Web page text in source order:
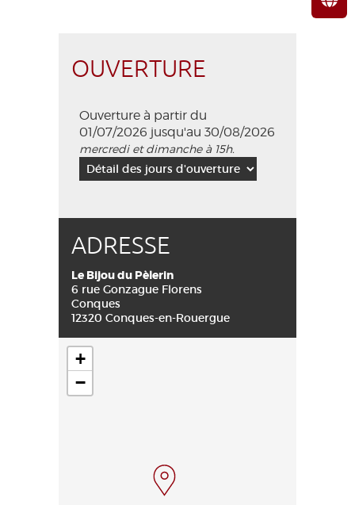
OUVERTURE
Ouverture à partir du
01/07/2026 jusqu'au 30/08/2026
mercredi et dimanche à 15h.
ADRESSE
Le Bijou du Pèlerin
6 rue Gonzague Florens
Conques
12320 Conques-en-Rouergue
+
−